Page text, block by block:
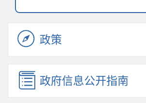
政策
政府信息公开指南